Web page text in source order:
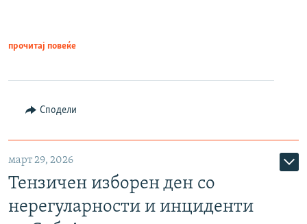
прочитај повеќе
Сподели
март 29, 2026
Тензичен изборен ден со
нерегуларности и инциденти